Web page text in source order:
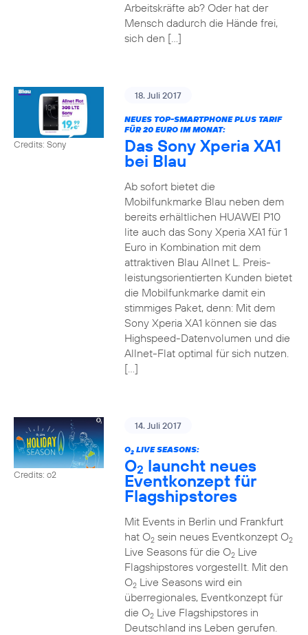
Arbeitskräfte ab? Oder hat der
Mensch dadurch die Hände frei,
sich den […]
Credits: Sony
18. Juli 2017
NEUES TOP-SMARTPHONE PLUS TARIF
FÜR 20 EURO IM MONAT:
Das Sony Xperia XA1
bei Blau
Ab sofort bietet die
Mobilfunkmarke Blau neben dem
bereits erhältlichen HUAWEI P10
lite auch das Sony Xperia XA1 für 1
Euro in Kombination mit dem
attraktiven Blau Allnet L. Preis-
leistungsorientierten Kunden bietet
die Mobilfunkmarke damit ein
stimmiges Paket, denn: Mit dem
Sony Xperia XA1 können sie das
Highspeed-Datenvolumen und die
Allnet-Flat optimal für sich nutzen.
[…]
Credits: o2
14. Juli 2017
O2LIVE SEASONS:
O2 launcht neues
Eventkonzept für
Flagshipstores
Mit Events in Berlin und Frankfurt
hat O2sein neues Eventkonzept O2
Live Seasons für die O2Live
Flagshipstores vorgestellt. Mit den
O2Live Seasons wird ein
überregionales, Eventkonzept für
die O2Live Flagshipstores in
Deutschland ins Leben gerufen.